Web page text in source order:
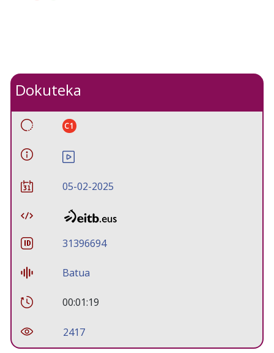
Dokuteka
C1
05-02-2025
31396694
Batua
00:01:19
2417